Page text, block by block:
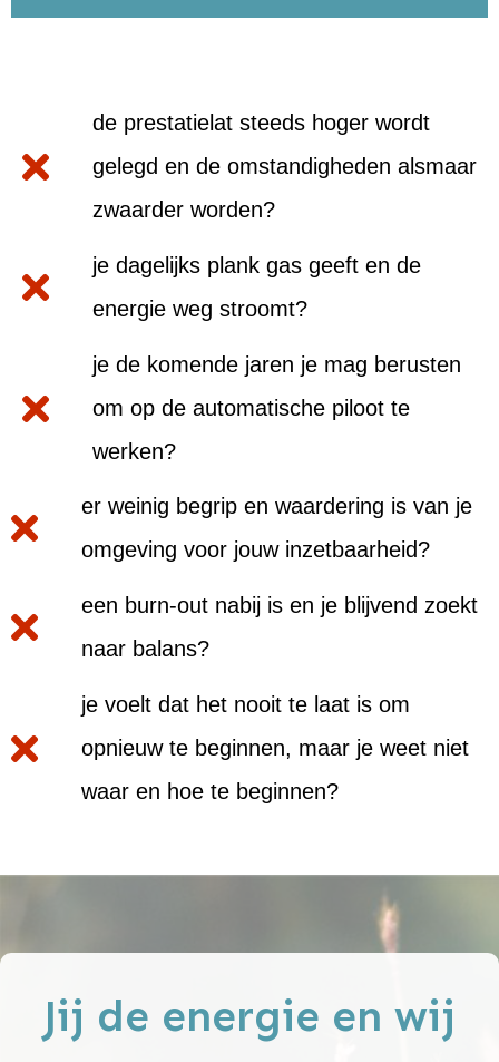
de prestatielat steeds hoger wordt
gelegd en de omstandigheden alsmaar
zwaarder worden?
je dagelijks plank gas geeft en de
energie weg stroomt?
je de komende jaren je mag berusten
om op de automatische piloot te
werken?
er weinig begrip en waardering is van je
omgeving voor jouw inzetbaarheid?
een burn-out nabij is en je blijvend zoekt
naar balans?
je voelt dat het nooit te laat is om
opnieuw te beginnen, maar je weet niet
waar en hoe te beginnen?
Jij de energie en wij